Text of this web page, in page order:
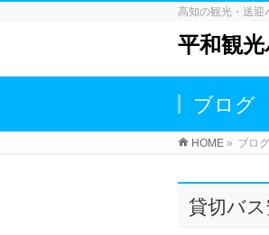
高知の観光・送迎
平和観光
ブログ
HOME » ブログ
貸切バ